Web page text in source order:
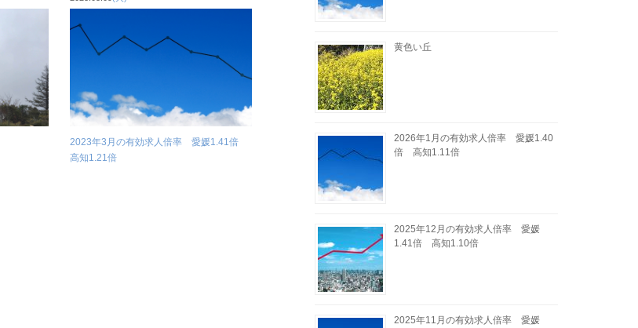
2023年3月の有効求人倍率 愛媛1.41倍
高知1.21倍
黄色い丘
2026年1月の有効求人倍率 愛媛1.40
倍 高知1.11倍
2025年12月の有効求人倍率 愛媛
1.41倍 高知1.10倍
2025年11月の有効求人倍率 愛媛